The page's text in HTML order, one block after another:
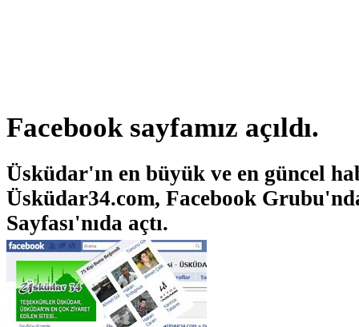
Facebook sayfamız açıldı.
Üsküdar'ın en büyük ve en güncel
Üsküdar34.com, Facebook
Sayfası'nıda açtı.